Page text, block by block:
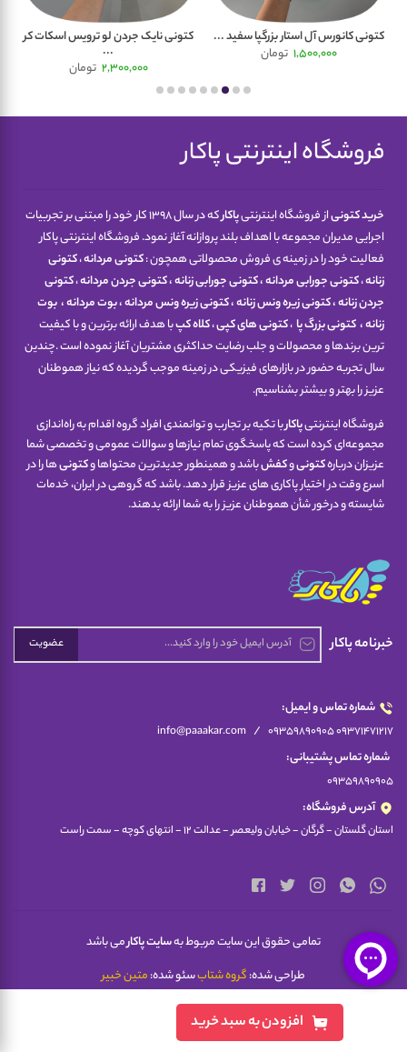
افزودن به سبد خرید
کتونی کانورس آل استار بزرگپا سفید ...
1,500,000 تومان
کتونی نایک جردن لو ترویس اسکات کر
...
2,300,000 تومان
فروشگاه اینترنتی پاکار
خرید کتونیاز فروشگاه اینترنتیپاکار
که در سال 1398 کار خود را مبتنی بر تجربیات
اجرایی مدیران مجموعه با اهداف بلند پروازانه آغاز نمود. فروشگاه اینترنتی پاکار
فعالیت خود را در زمینه ی فروش محصولاتی همچون :کتونی مردانه،کتونی
زنانه،کتونی جورابی مردانه،کتونی جورابی زنانه،کتونی جردن مردانه،کتونی
جردن زنانه،کتونی زیره ونس زنانه،کتونی زیره ونس مردانه،بوت مردانه،بوت
زنانه، کتونیبزرگ پا ،کتونی های کپی،کلاه کپبا هدف ارائه برترین و با کیفیت
ترین برندها و محصولات و جلب رضایت حداکثری مشتریان آغاز نموده است .چندین
سال تجربه حضور در بازارهای فیزیکی در زمینه موجب گردیده که نیاز هموطنان
عزیز را بهتر و بیشتر بشناسیم.
فروشگاه اینترنتیپاکاربا تکیه بر تجارب و توانمندی افراد گروه اقدام به راه‌اندازی
مجموعه‌ای کرده است که پاسخگوی تمام نیازها و سوالات عمومی و تخصصی شما
عزیزان دربارهکتونیوکفشباشد و همینطور جدیدترین محتواها وکتونیها را در
اسرع وقت در اختیار پاکاری های عزیز قرار دهد. باشد که گروهی در ایران، خدمات
شایسته و درخور شأن هموطنان عزیز را به شما ارائه بدهند.
خبرنامه پاکار عضویت
شماره تماس و ایمیل:
info@paaakar.com / 09359890905 09371471217
شماره تماس پشتیبانی:
09359890905
آدرس فروشگاه:
استان گلستان - گرگان - خیابان ولیعصر - عدالت 12 - انتهای کوچه - سمت راست
تمامی حقوق این سایت مربوط بهسایت پاکارمی باشد
طراحی شده:گروه شتابسئو شده:متین خبیر